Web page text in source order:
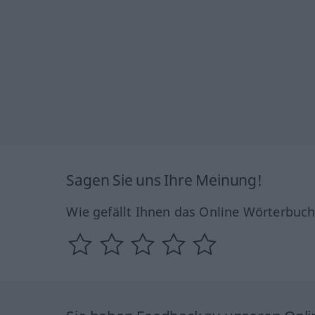
Sagen Sie uns Ihre Meinung!
Wie gefällt Ihnen das Online